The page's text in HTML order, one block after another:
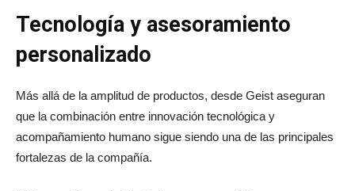
Tecnología y asesoramiento
personalizado
Más allá de la amplitud de productos, desde Geist aseguran
que la combinación entre innovación tecnológica y
acompañamiento humano sigue siendo una de las principales
fortalezas de la compañía.